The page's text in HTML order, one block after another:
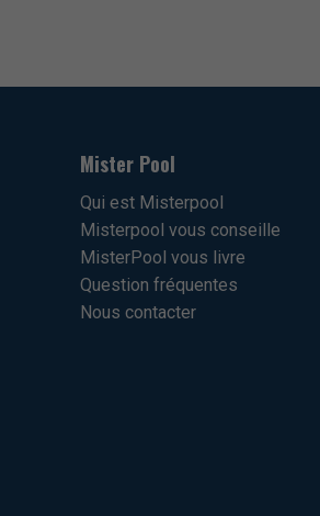
Mister Pool
Qui est Misterpool
Misterpool vous conseille
MisterPool vous livre
Question fréquentes
Nous contacter